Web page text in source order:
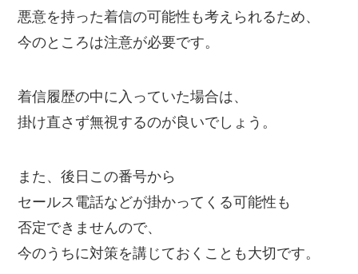
悪意を持った着信の可能性も考えられるため、
今のところは注意が必要です。
着信履歴の中に入っていた場合は、
掛け直さず無視するのが良いでしょう。
また、後日この番号から
セールス電話などが掛かってくる可能性も
否定できませんので、
今のうちに対策を講じておくことも大切です。